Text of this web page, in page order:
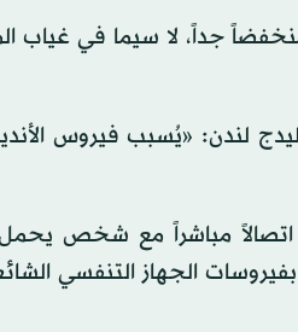
جداً، لا سيما في غياب
لندن: «يُسبب فيروس
مباشراً مع شخص
الجهاز التنفسي